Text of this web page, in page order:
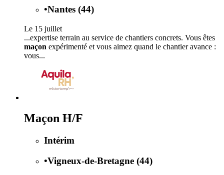
•Nantes (44)
Le 15 juillet
...expertise terrain au service de chantiers concrets. Vous êtes
maçon expérimenté et vous aimez quand le chantier avance :
vous...
Maçon H/F
Intérim
•Vigneux-de-Bretagne (44)